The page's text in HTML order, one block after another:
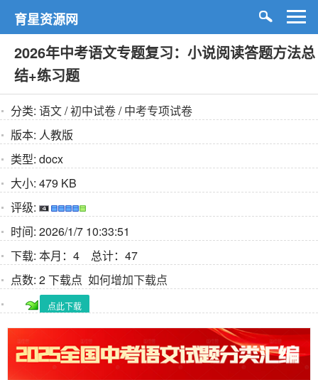
育星资源网
2026年中考语文专题复习：小说阅读答题方法总
结+练习题
分类: 语文/初中试卷/中考专项试卷
版本: 人教版
类型: docx
大小: 479 KB
评级:
时间: 2026/1/7 10:33:51
下载: 本月：4 总计：47
点数: 2 下载点 如何增加下载点
点此下载